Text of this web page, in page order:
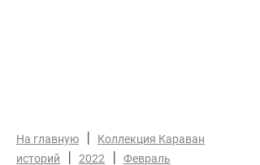
На главную |
Коллекция Караван
историй
| 2022 | Февраль